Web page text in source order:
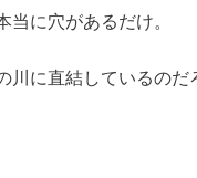
当に穴があるだけ。
川に直結しているの